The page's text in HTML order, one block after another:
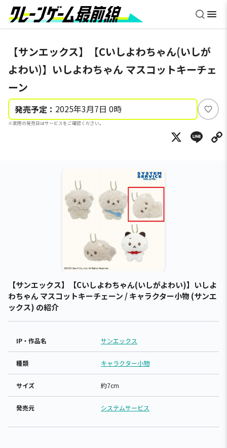
【サンエックス】【Cいしよわちゃん(いしが
よわい)】いしよわちゃん マスコットキーチェ
ーン
発売予定： 2025年3月7日 0時
※実際の発売日はサービスをご確認ください。
い
ね
X
【サンエックス】【Cいしよわちゃん(いしがよわい)】いしよ
わちゃん マスコットキーチェーン / キャラクター小物 (サンエ
ックス) の紹介
IP・作品名 サンエックス
種類 キャラクター小物
サイズ 約7cm
発売元 システムサービス